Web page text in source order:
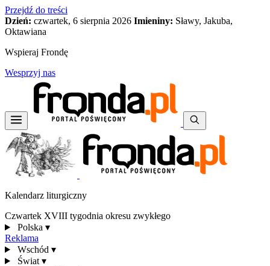
Przejdź do treści
Dzień: czwartek, 6 sierpnia 2026 Imieniny: Sławy, Jakuba,
Oktawiana
Wspieraj Frondę
Wesprzyj nas
Kalendarz liturgiczny
Czwartek XVIII tygodnia okresu zwykłego
Polska ▾
Reklama
Wschód ▾
Świat ▾